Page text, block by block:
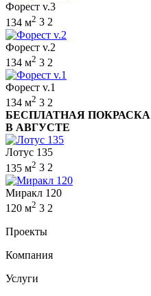
Форест v.3
134 м2 3 2
Форест v.2
134 м2 3 2
Форест v.1
134 м2 3 2
БЕСПЛАТНАЯ ПОКРАСКА
В АВГУСТЕ
Лотус 135
135 м2 3 2
Миракл 120
120 м2 3 2
Проекты
Компания
Услуги